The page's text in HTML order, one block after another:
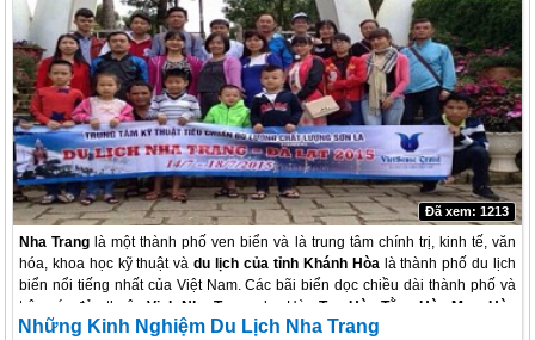
Nha Tranglà một thành phố ven biển và là trung tâm chính trị, kinh tế, văn
hóa, khoa học kỹ thuật vàdu lịch của tỉnh Khánh Hòalà thành phố du lịch
biển nổi tiếng nhất của Việt Nam. Các bãi biển dọc chiều dài thành phố và
trên các đảo thuộc Vịnh Nha Trang như HònTre, Hòn Tằm, Hòn Mun, Hòn
Chồng – Vợ đều là những thắng cảnh tuyệt vời thu hút du khách trong và
Đã xem: 1213
Những Kinh Nghiệm Du Lịch Nha Trang